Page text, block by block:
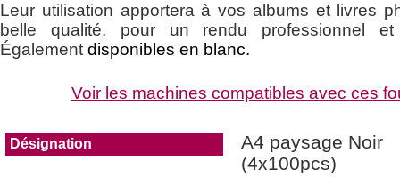
Leur utilisation apportera à vos albums et livres
belle qualité, pour un rendu professionnel et
Également disponibles en blanc.
Voir les machines compatibles avec ces
A4 paysage Noir
(4x100pcs)